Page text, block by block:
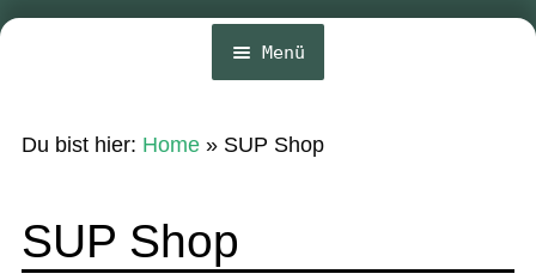
Menü
SUP-Events
Du bist hier: Home» SUP Shop
SUP Shop